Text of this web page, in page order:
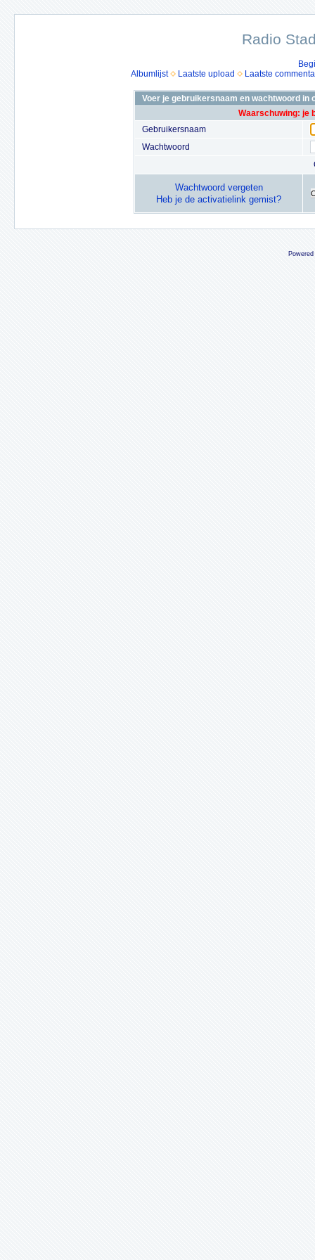
Radio
Albumlijst
Laatste upload Laatste
Voer je gebruikersnaam en wachtwoord in
Waarschuwing: je
Gebruikersnaam
Wachtwoord
Wachtwoord vergeten
Heb je de activatielink gemist?